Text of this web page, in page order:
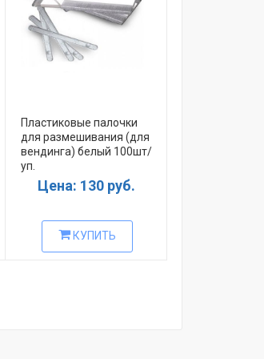
Пластиковые палочки
для размешивания (для
вендинга) белый 100шт/
уп.
Цена: 130 руб.
КУПИТЬ